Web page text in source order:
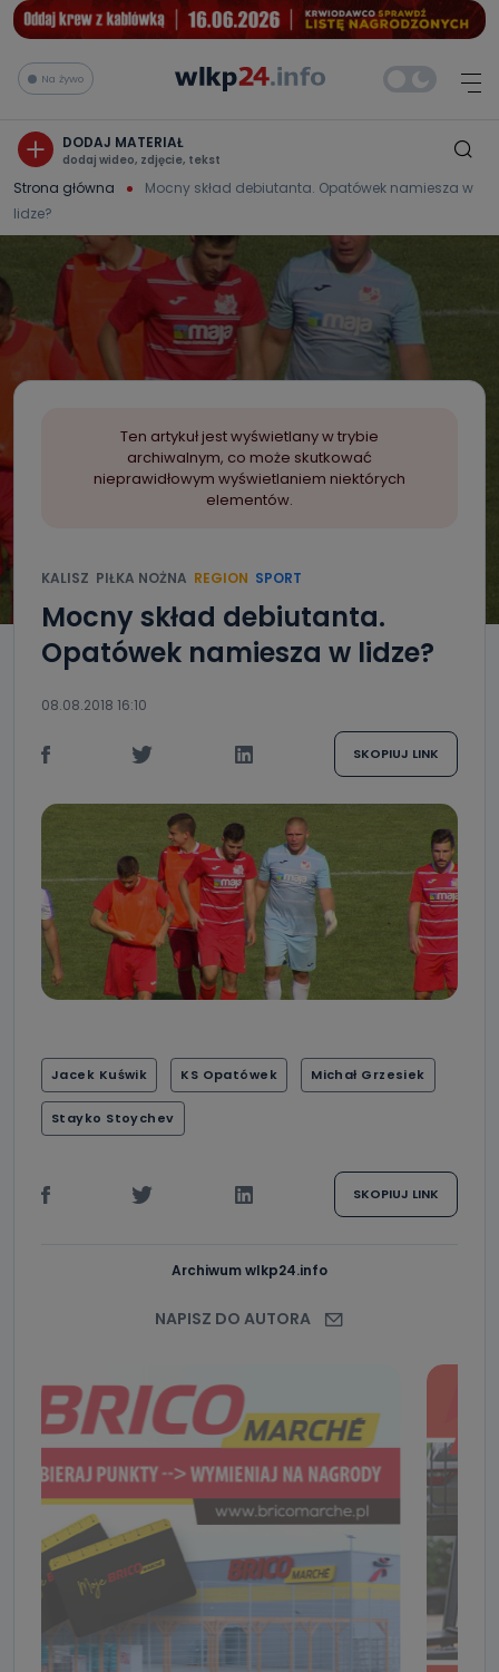
Na żywo
DODAJ MATERIAŁ
dodaj wideo, zdjęcie, tekst
Strona główna
Mocny skład debiutanta. Opatówek namiesza w
lidze?
Ten artykuł jest wyświetlany w trybie
archiwalnym, co może skutkować
nieprawidłowym wyświetlaniem niektórych
elementów.
KALISZ PIŁKA NOŻNA REGION SPORT
Mocny skład debiutanta.
Opatówek namiesza w lidze?
08.08.2018 16:10
SKOPIUJ LINK
Jacek Kuświk KS Opatówek Michał Grzesiek
Stayko Stoychev
SKOPIUJ LINK
Archiwum wlkp24.info
NAPISZ DO AUTORA